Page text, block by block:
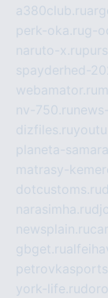
a380club.ru
perk-oka.rug-
naruto-x.ru
spayderhed-
webamator.ru
nv-750.ru
dizfiles.ru
planeta-
matrasy-
dotcustoms.ru
narasimha.ru
newsplain.ru
gbget.ru
york-life.ru